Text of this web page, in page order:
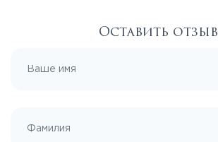
Оставить отзыв